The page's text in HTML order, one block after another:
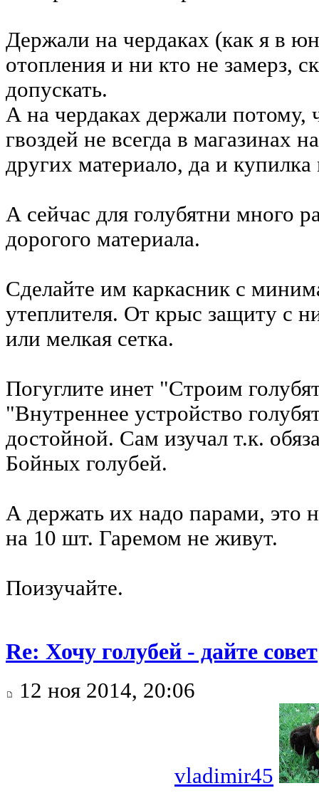
Держали на чердаках (как я в
отопления и ни кто не замерз,
допускать.
А на чердаках держали потому,
гвоздей не всегда в магазинах
других материало, да и
А сейчас для голубятни много
дорогого материала.
Сделайте им каркасник с
утеплителя. От крыс защиту с
или мелкая сетка.
Погуглите инет "Строим
"Внутреннее устройство
достойной. Сам изучал т.к.
Бойных голубей.
А держать их надо парами, это
на 10 шт. Гаремом не живут.
Поизучайте.
Re: Хочу голубей - дайте совет
12 ноя 2014, 20:06
vladimir45